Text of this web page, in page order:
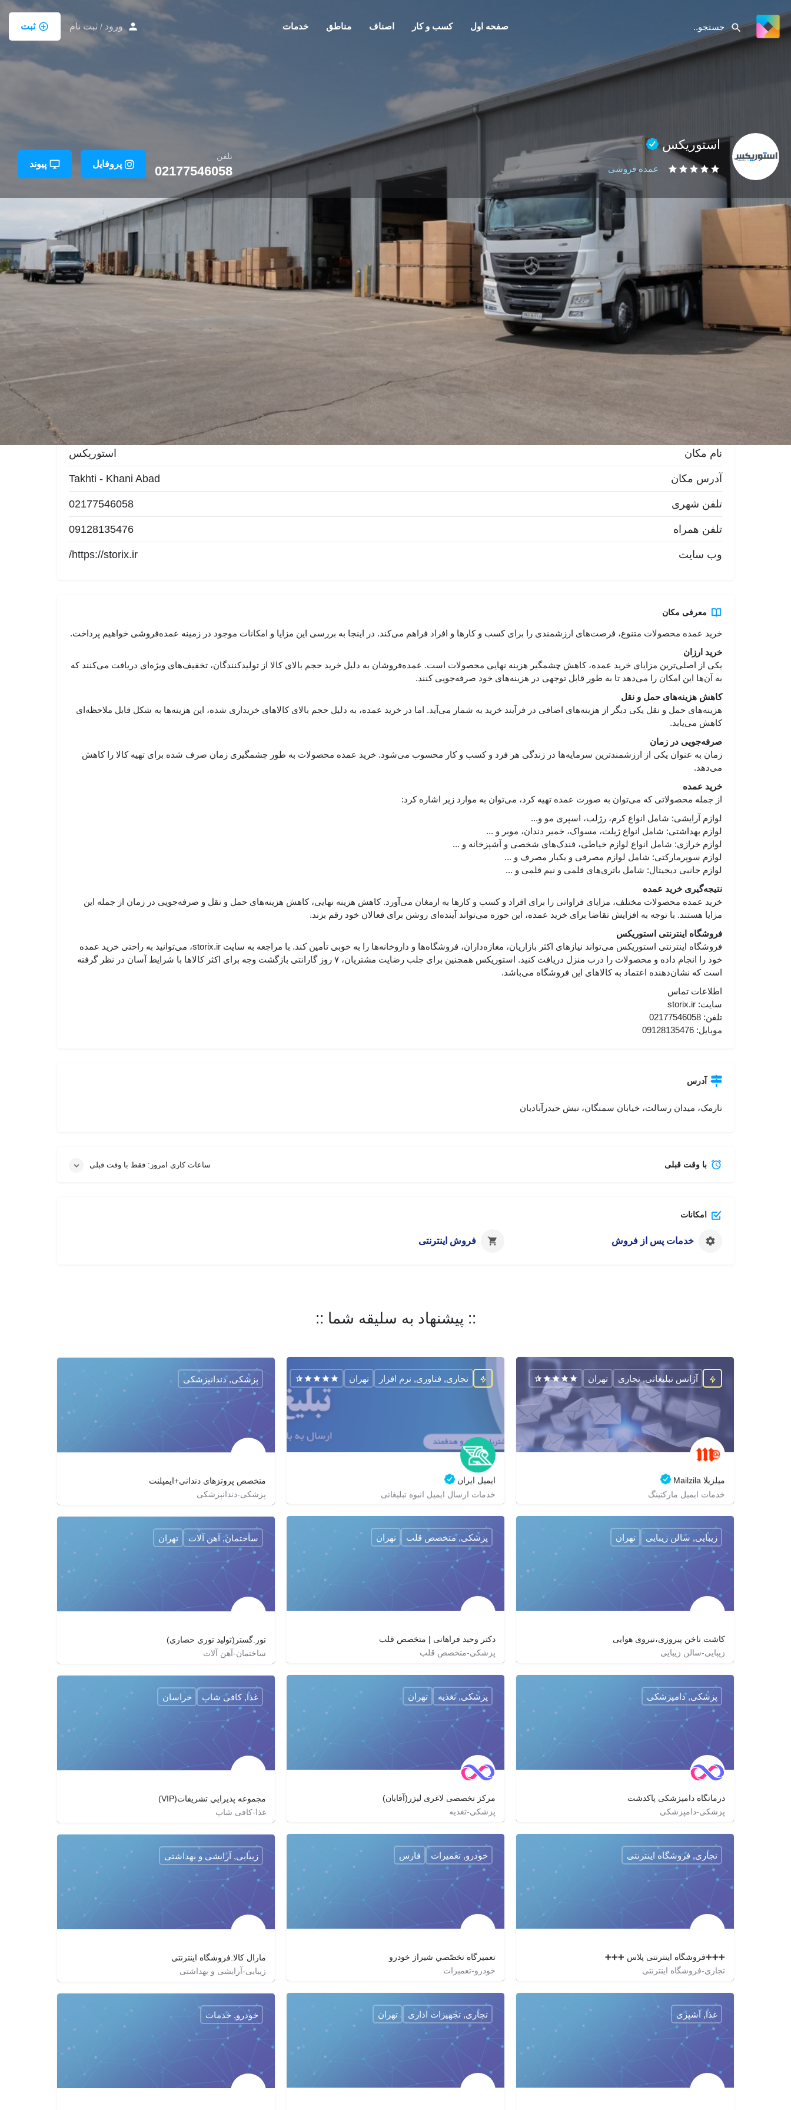
صفحه اول کسب و کار اصناف مناطق خدمات ورود / ثبت نام ثبت
استوریکس
عمده فروشی
تلفن
02177546058 پروفایل پیوند
معرفی تماس
وب سایت تماس تلفنی تلفن همراه کانال تلگرام اینستاگرام نقشه مکانی امتیازات ذخیره اشتراک
گزارش
خرید و فروش
اطلاعات مکانی
نام مکان استوریکس
آدرس مکان Takhti - Khani Abad
تلفن شهری 02177546058
تلفن همراه 09128135476
وب سایت https://storix.ir/
معرفی مکان
خرید عمده محصولات متنوع، فرصت‌های ارزشمندی را برای کسب و کارها و افراد فراهم می‌کند. در اینجا به بررسی این مزایا و امکانات موجود در زمینه عمده‌فروشی خواهیم پرداخت.
خرید ارزان
یکی از اصلی‌ترین مزایای خرید عمده، کاهش چشمگیر هزینه نهایی محصولات است. عمده‌فروشان به دلیل خرید حجم بالای کالا از تولیدکنندگان، تخفیف‌های ویژه‌ای دریافت می‌کنند که
به آن‌ها این امکان را می‌دهد تا به طور قابل توجهی در هزینه‌های خود صرفه‌جویی کنند.
کاهش هزینه‌های حمل و نقل
هزینه‌های حمل و نقل یکی دیگر از هزینه‌های اضافی در فرآیند خرید به شمار می‌آید. اما در خرید عمده، به دلیل حجم بالای کالاهای خریداری شده، این هزینه‌ها به شکل قابل ملاحظه‌ای
کاهش می‌یابد.
صرفه‌جویی در زمان
زمان به عنوان یکی از ارزشمندترین سرمایه‌ها در زندگی هر فرد و کسب و کار محسوب می‌شود. خرید عمده محصولات به طور چشمگیری زمان صرف شده برای تهیه کالا را کاهش
می‌دهد.
خرید عمده
از جمله محصولاتی که می‌توان به صورت عمده تهیه کرد، می‌توان به موارد زیر اشاره کرد:
لوازم آرایشی: شامل انواع کرم، رژلب، اسپری مو و...
لوازم بهداشتی: شامل انواع ژیلت، مسواک، خمیر دندان، موبر و ...
لوازم خرازی: شامل انواع لوازم خیاطی، فندک‌های شخصی و آشپزخانه و ...
لوازم سوپرمارکتی: شامل لوازم مصرفی و یکبار مصرف و ...
لوازم جانبی دیجیتال: شامل باتری‌های قلمی و نیم قلمی و ...
نتیجه‌گیری خرید عمده
خرید عمده محصولات مختلف، مزایای فراوانی را برای افراد و کسب و کارها به ارمغان می‌آورد. کاهش هزینه نهایی، کاهش هزینه‌های حمل و نقل و صرفه‌جویی در زمان از جمله این
مزایا هستند. با توجه به افزایش تقاضا برای خرید عمده، این حوزه می‌تواند آینده‌ای روشن برای فعالان خود رقم بزند.
فروشگاه اینترنتی استوریکس
فروشگاه اینترنتی استوریکس می‌تواند نیازهای اکثر بازاریان، مغازه‌داران، فروشگاه‌ها و داروخانه‌ها را به خوبی تأمین کند. با مراجعه به سایت storix.ir، می‌توانید به راحتی خرید عمده
خود را انجام داده و محصولات را درب منزل دریافت کنید. استوریکس همچنین برای جلب رضایت مشتریان، ۷ روز گارانتی بازگشت وجه برای اکثر کالاها با شرایط آسان در نظر گرفته
است که نشان‌دهنده اعتماد به کالاهای این فروشگاه می‌باشد.
اطلاعات تماس
سایت: storix.ir
تلفن: 02177546058
موبایل: 09128135476
آدرس
نارمک، میدان رسالت، خیابان سمنگان، نبش حیدرآبادیان
با وقت قبلی ساعات کاری امروز: فقط با وقت قبلی
امکانات
خدمات پس از فروش فروش اینترنتی
:: پیشنهاد به سلیقه شما ::
میلزیلا Mailzila
خدمات ایمیل مارکتینگ
https://mailzila.com
آژانس تبلیغاتی, تجاری تهران
ایمیل ایران
خدمات ارسال ایمیل انبوه تبلیغاتی
https://email-iran.com/
تجاری, فناوری, نرم افزار تهران
متخصص پروتزهای دندانی+ایمپلنت
پزشکی-دندانپزشکی
پزشکی, دندانپزشکی
کاشت ناخن پیروزی،نیروی هوایی
زیبایی-سالن زیبایی
زیبایی, سالن زیبایی تهران
دکتر وحید فراهانی | متخصص قلب
پزشکی-متخصص قلب
http://doctorfarahani.com
پزشکی, متخصص قلب تهران
تور.گستر(تولید توری حصاری)
ساختمان-آهن آلات
http://toor-gostar.ir
ساختمان, آهن آلات تهران
درمانگاه دامپزشکی پاکدشت
پزشکی-دامپزشکی
پزشکی, دامپزشکی
مرکز تخصصی لاغری لیزر(آقایان)
پزشکی-تغذیه
پزشکی, تغذیه تهران
مجموعه پذيرايي تشريفات(VIP)
غذا-کافی شاپ
http://tashrifatmashhad.ir
غذا, کافی شاپ خراسان
➕➕➕فروشگاه اینترنتی پلاس ➕➕➕
تجاری-فروشگاه اینترنتی
تجاری, فروشگاه اینترنتی
تعميرگاه تخصّصي شيراز خودرو
خودرو-تعمیرات
خودرو, تعمیرات فارس
مارال کالا.فروشگاه اینترنتی
زیبایی-آرایشی و بهداشتی
زیبایی, آرایشی و بهداشتی
غذا, آشپزی تجاری, تجهیزات اداری تهران خودرو, خدمات